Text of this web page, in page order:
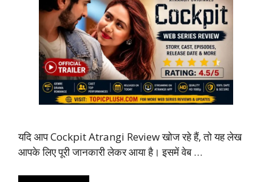
यदि आप Cockpit Atrangi Review खोज रहे हैं, तो यह लेख
आपके लिए पूरी जानकारी लेकर आया है। इसमें वेब …